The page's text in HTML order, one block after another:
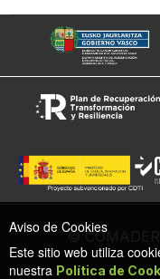
©
Aviso de Cookies
Este sitio web utiliza
nuestra Política de